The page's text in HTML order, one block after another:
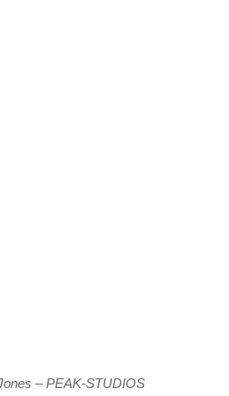
– PEAK-STUDIOS